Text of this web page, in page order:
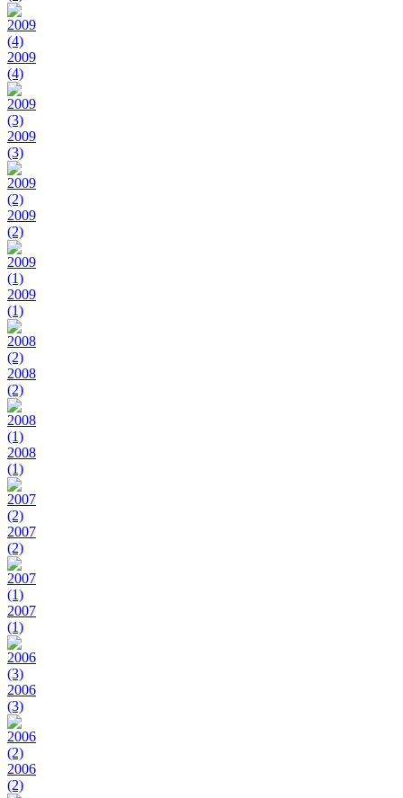
2009
(4)
2009
(3)
2009
(2)
2009
(1)
2008
(2)
2008
(1)
2007
(2)
2007
(1)
2006
(3)
2006
(2)